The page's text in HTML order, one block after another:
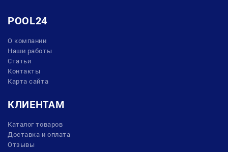
POOL24
О компании
Наши работы
Статьи
Контакты
Карта сайта
КЛИЕНТАМ
Каталог товаров
Доставка и оплата
Отзывы